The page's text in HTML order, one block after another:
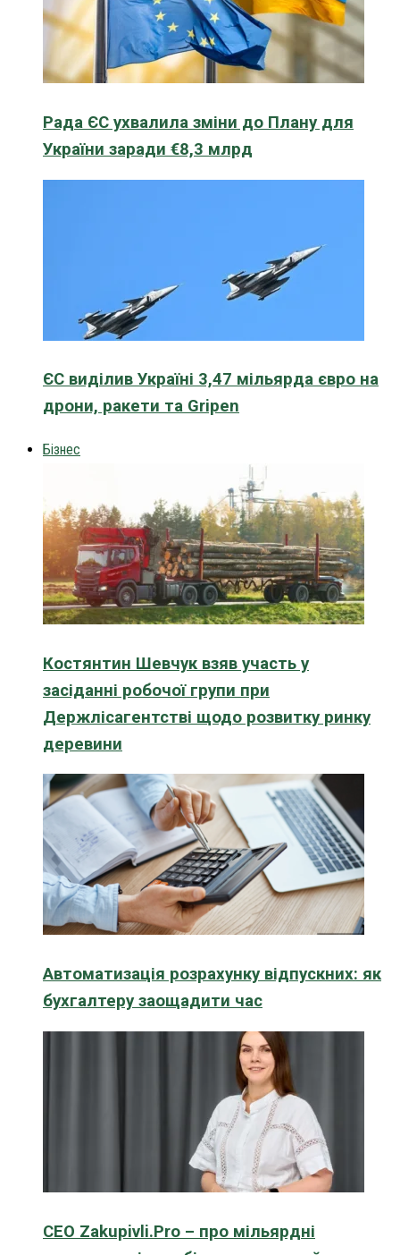
Рада ЄС ухвалила зміни до Плану для
України заради €8,3 млрд
ЄС виділив Україні 3,47 мільярда євро на
дрони, ракети та Gripen
Бізнес
Костянтин Шевчук взяв участь у
засіданні робочої групи при
Держлісагентстві щодо розвитку ринку
деревини
Автоматизація розрахунку відпускних: як
бухгалтеру заощадити час
CEO Zakupivli.Pro – про мільярдні